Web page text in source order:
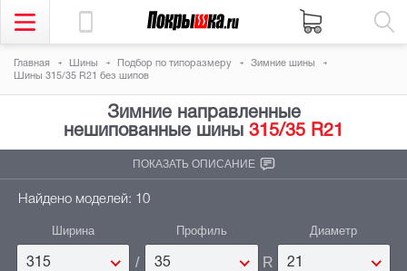
Главная Шины Подбор по типоразмеру
Зимние шины
Шины 315/35 R21 без шипов
Зимние направленные
нешипованные шины 315/35 R21
ПОКАЗАТЬ ОПИСАНИЕ
Найдено моделей: 10
Ширина
315 /
Профиль
35 R
Диаметр
21